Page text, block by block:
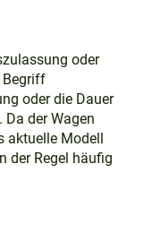
oder
Begriff
oder die Dauer
der Wagen
aktuelle Modell
der Regel häufig